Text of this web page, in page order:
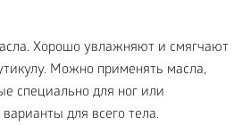
Хорошо увлажняют и смягчают
Можно применять масла,
специально для ног или
для всего тела.